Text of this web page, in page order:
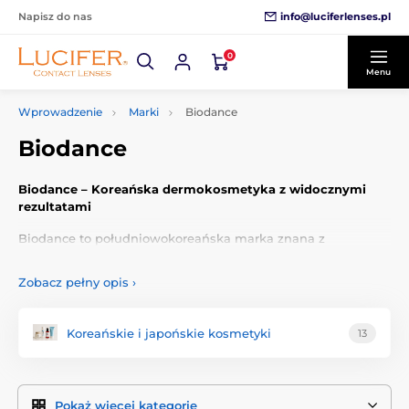
Napisz do nas info@luciferlenses.pl
0
Menu
Wprowadzenie Marki Biodance
Biodance
Biodance – Koreańska dermokosmetyka z widocznymi
rezultatami
Biodance to południowokoreańska marka znana z
przejrzystością – każdy składnik jest jasno wymieniony, bez
ukrytych zapachów czy drażniących dodatków. Biodance
Zobacz pełny opis ›
Koreańskie i japońskie kosmetyki 13
Pokaż więcej kategorie